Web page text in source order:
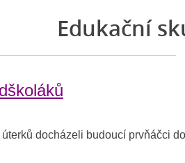
Edukační
docházeli budoucí prvňáčci do